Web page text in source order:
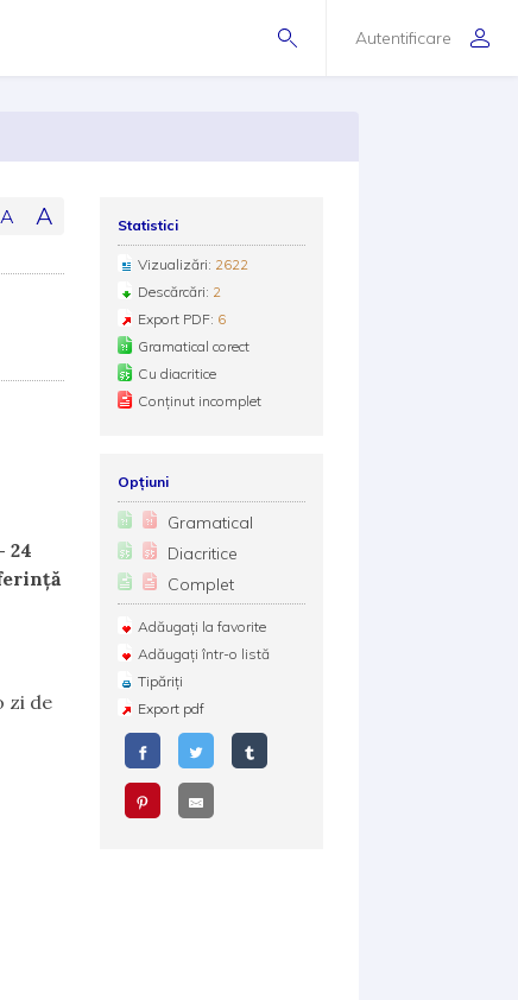
Autentificare
A A
24
zi de
Statistici
Vizualizări: 2622
Descărcări: 2
Export PDF: 6
Gramatical corect
Cu diacritice
Conținut incomplet
Opțiuni
Gramatical
Diacritice
Complet
Adăugați la favorite
Adăugați într-o listă
Tipăriți
Export pdf